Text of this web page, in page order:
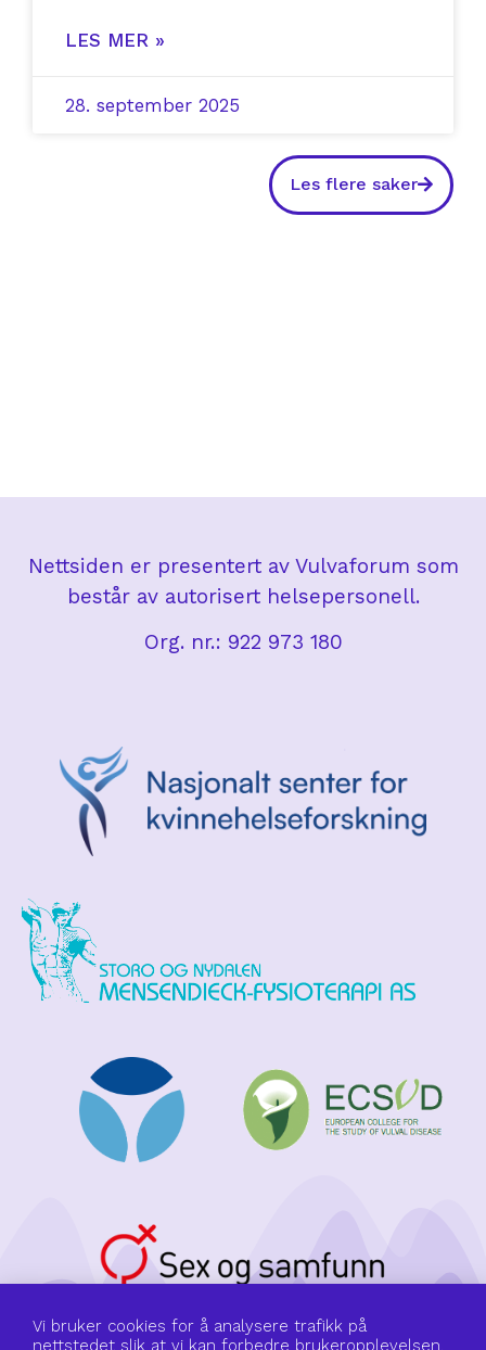
LES MER »
28. september 2025
Les flere saker
Nettsiden er presentert av Vulvaforum som
består av autorisert helsepersonell.
Org. nr.: 922 973 180
Vi bruker cookies for å analysere trafikk på
nettstedet slik at vi kan forbedre brukeropplevelsen.